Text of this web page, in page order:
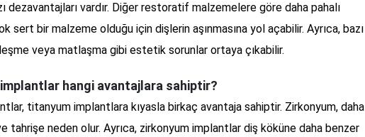
dezavantajları vardır. Diğer restoratif malzemelere göre daha pahalı
sert bir malzeme olduğu için dişlerin aşınmasına yol açabilir. Ayrıca, bazı
veya matlaşma gibi estetik sorunlar ortaya çıkabilir.
hangi avantajlara sahiptir?
titanyum implantlara kıyasla birkaç avantaja sahiptir. Zirkonyum, daha
tahrişe neden olur. Ayrıca, zirkonyum implantlar diş köküne daha benzer